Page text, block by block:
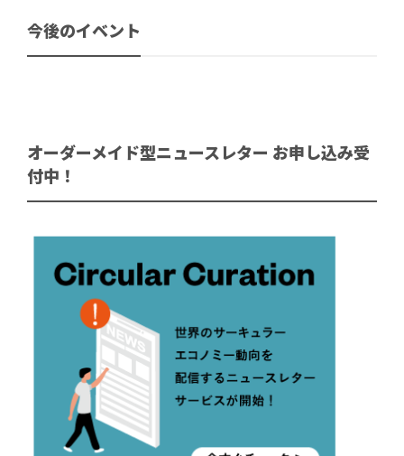
今後のイベント
オーダーメイド型ニュースレター お申し込み受
付中！